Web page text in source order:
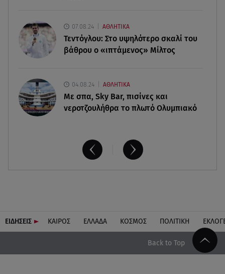
Συνελήφθη 31χρονος για τις δολοφονίες του
«Ζαμπόν» και του Σκαφτούρου
07.08.24 ΑΘΛΗΤΙΚΑ
Τεντόγλου: Στο υψηλότερο σκαλί του
βάθρου ο «ιπτάμενος» Μίλτος
04.08.24 ΑΘΛΗΤΙΚΑ
Με σπα, Sky Bar, πισίνες και
νεροτζουλήθρα το πλωτό Ολυμπιακό
ΕΙΔΗΣΕΙΣ ΚΑΙΡΟΣ ΕΛΛΑΔΑ ΚΟΣΜΟΣ ΠΟΛΙΤΙΚΗ
Back to Top